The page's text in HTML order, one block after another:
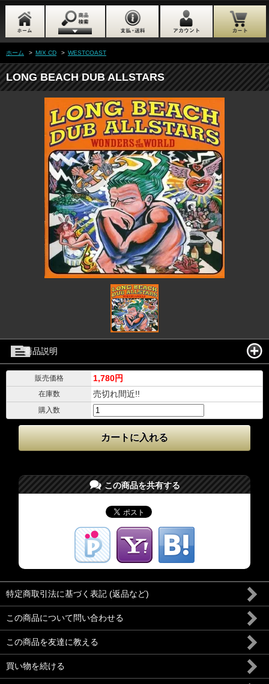
ホーム > MIX CD > WESTCOAST
LONG BEACH DUB ALLSTARS
商品説明
販売価格 1,780円
在庫数 売切れ間近!!
購入数
この商品を共有する
特定商取引法に基づく表記 (返品など)
この商品について問い合わせる
この商品を友達に教える
買い物を続ける